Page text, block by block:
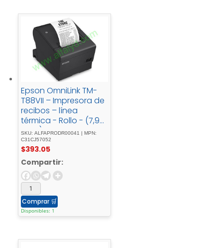
Epson OmniLink TM-
T88VII – Impresora de
recibos – línea
térmica - Rollo - (7,95
- cm)180 - ppphasta -
500 -
mm/segundoUSB, -
LANcortadornegro
SKU: ALFAPRODR00041 | MPN:
C31CJ57052
$393.05
Compartir:
Comprar 🛒
Disponibles: 1